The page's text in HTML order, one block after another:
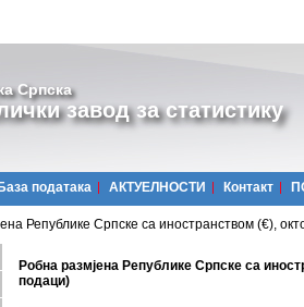
Српска
завод за статистику
Базa података АКТУЕЛНОСТИ Контакт
Републике Српске са иностранством (€),
Робна размјена Републике Српске са
подаци)